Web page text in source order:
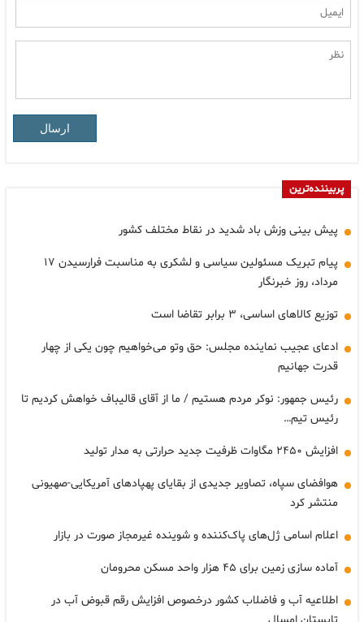
ارسال
پربیننده‌ترین
پیش بینی وزش باد شدید در نقاط مختلف کشور
پیام تبریک مسئولین سیاسی و لشکری به مناسبت فرارسیدن ۱۷
مرداد، روز خبرنگار
توزیع کالاهای اساسی، ۳ برابر تقاضا است
ادعای عجیب نماینده مجلس: حق وتو می‌خواهیم چون یکی از چهار
قدرت جهانیم
رئیس جمهور: نوکر مردم هستیم / ما از آقای قالیباف خواهش کردیم تا
رئیس تیم…
افزایش ۲۴۵۰ مگاوات ظرفیت جدید حرارتی به مدار تولید
هوافضای سپاه، تصاویر جدیدی از بقایای پهپادهای آمریکایی-صهیونی
منتشر کرد
اعلام اسامی ژل‌های پاک‌کننده و شوینده غیرمجاز صورت در بازار
آماده سازی زمین برای ۴۵ هزار واحد مسکن محرومان
اطلاعیه آب و فاضلاب کشور درخصوص افزایش رقم قبوض آب در